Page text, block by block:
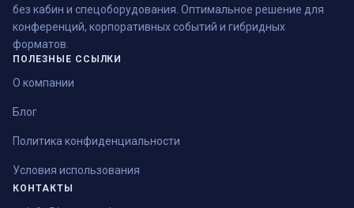
без кабин и спецоборудования. Оптимальное решение для
конференций, корпоративных событий и гибридных
форматов.
ПОЛЕЗНЫЕ ССЫЛКИ
О компании
Блог
Политика конфиденциальности
Условия использования
КОНТАКТЫ